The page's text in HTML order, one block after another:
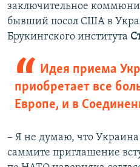
заключительное
бывший посол США в
Брукингского института
Идея приема
приобретает все
Европе, и в
– Я не думаю, что
саммите приглашение